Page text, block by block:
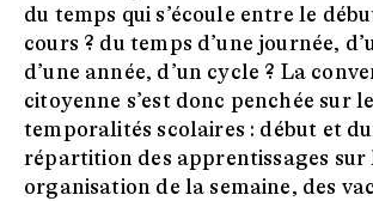
du temps qui s’écoule entre le
cours ? du temps d’une journée,
d’une année, d’un cycle ? La
citoyenne s’est donc penchée sur
temporalités scolaires : début et
répartition des apprentissages sur
organisation de la semaine, des